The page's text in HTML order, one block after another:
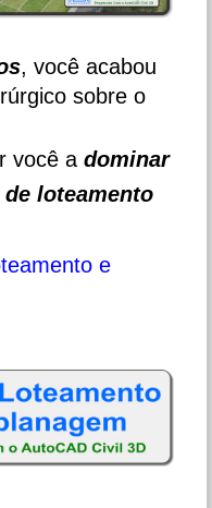
, você acabou
sobre o
você a dominar
loteamento
e